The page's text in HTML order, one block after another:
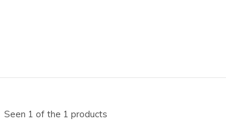
Seen 1 of the 1 products